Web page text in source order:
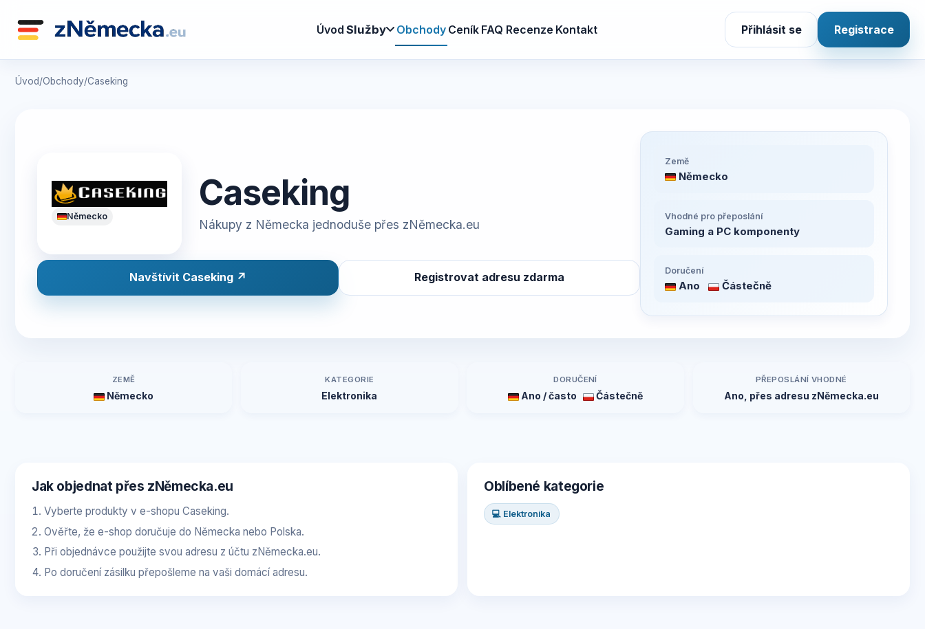
Úvod Služby Obchody Ceník FAQ Recenze Kontakt Přihlásit se Registrace
Úvod/Obchody/Caseking
Německo
Caseking
Nákupy z Německa jednoduše přes zNěmecka.eu
Navštívit Caseking ↗ Registrovat adresu zdarma
Země
Německo
Vhodné pro přeposlání
Gaming a PC komponenty
Doručení
Ano Částečně
ZEMĚ
Německo
KATEGORIE
Elektronika
DORUČENÍ
Ano / často Částečně
PŘEPOSLÁNÍ VHODNÉ
Ano, přes adresu zNěmecka.eu
Jak objednat přes zNěmecka.eu
Vyberte produkty v e-shopu Caseking.
Ověřte, že e-shop doručuje do Německa nebo Polska.
Při objednávce použijte svou adresu z účtu zNěmecka.eu.
Po doručení zásilku přepošleme na vaši domácí adresu.
Oblíbené kategorie
💻 Elektronika